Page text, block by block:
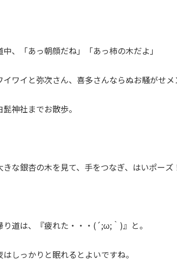
中、「あっ朝顔だね」「あっ柿の木だよ」
イワイと弥次さん、喜多さんならぬお騒がせメ
髭神社までお散歩。
きな銀杏の木を見て、手をつなぎ、はいポーズ
り道は、『疲れた・・・(´;ω;｀)』と。
はしっかりと眠れるとよいですね。